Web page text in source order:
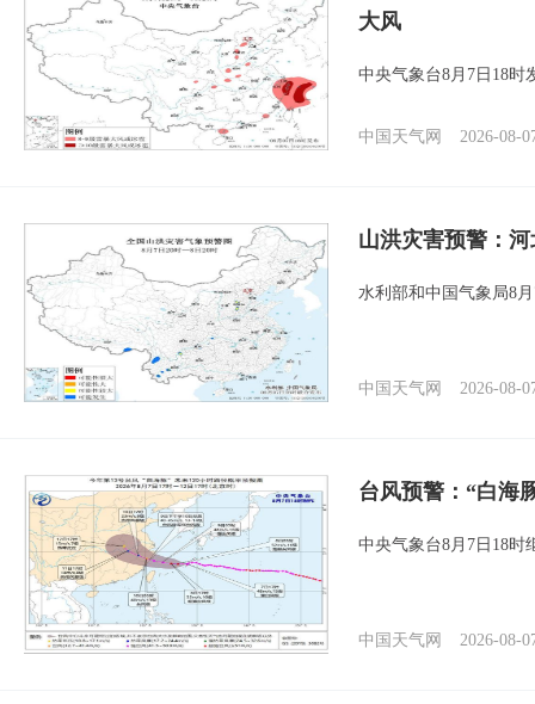
大风
中央气象台8月7日18时
中国天气网 2026-08-
山洪灾害预警：
水利部和中国气象局8
中国天气网 2026-08-
台风预警：“白海
中央气象台8月7日18时
中国天气网 2026-08-